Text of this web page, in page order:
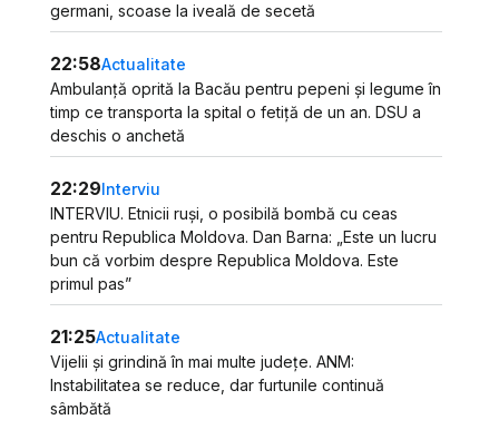
germani, scoase la iveală de secetă
22:58Actualitate
Ambulanță oprită la Bacău pentru pepeni și legume în
timp ce transporta la spital o fetiță de un an. DSU a
deschis o anchetă
22:29Interviu
INTERVIU. Etnicii ruși, o posibilă bombă cu ceas
pentru Republica Moldova. Dan Barna: „Este un lucru
bun că vorbim despre Republica Moldova. Este
primul pas”
21:25Actualitate
Vijelii și grindină în mai multe județe. ANM:
Instabilitatea se reduce, dar furtunile continuă
sâmbătă